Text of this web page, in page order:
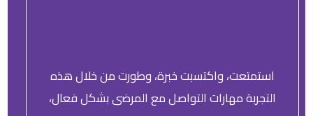
استمتعت، واكتسبت خبرة، وطورت من خلال هذه
التجربة مهارات التواصل مع المرضى بشكل فعال،